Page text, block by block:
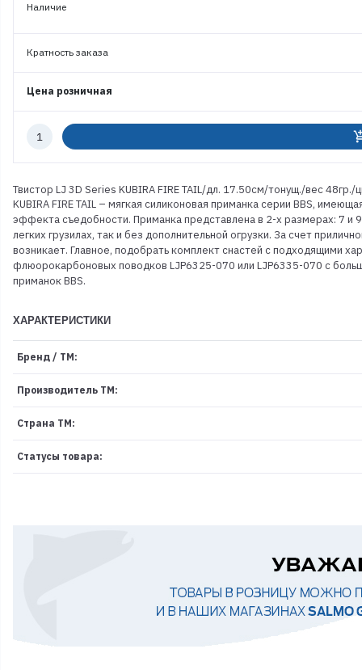
Наличие
Кратность заказа
Цена розничная
Количество
Твистор LJ 3D Series KUBIRA FIRE TAIL/дл. 17.50см/тонущ./вес 48гр./
KUBIRA FIRE TAIL – мягкая силиконовая приманка серии BBS,
эффекта съедобности. Приманка представлена в 2-х размерах: 7 и
легких грузилах, так и без дополнительной огрузки. За счет
возникает. Главное, подобрать комплект снастей с подходящими
флюорокарбоновых поводков LJP6325-070 или LJP6335-070 с
приманок BBS.
ХАРАКТЕРИСТИКИ
Бренд / ТМ:
Производитель ТМ:
Страна ТМ:
Статусы товара: